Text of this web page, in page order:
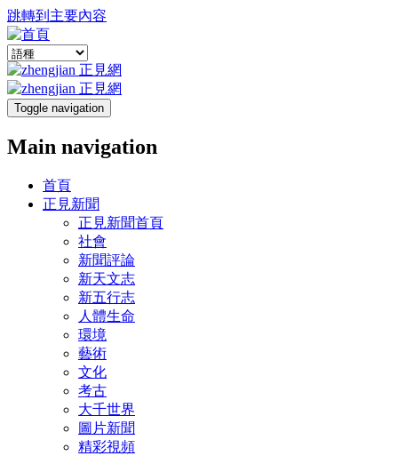
跳轉到主要內容
Toggle navigation
Main navigation
首頁
正見新聞
正見新聞首頁
社會
新聞評論
新天文志
新五行志
人體生命
環境
藝術
文化
考古
大千世界
圖片新聞
精彩視頻